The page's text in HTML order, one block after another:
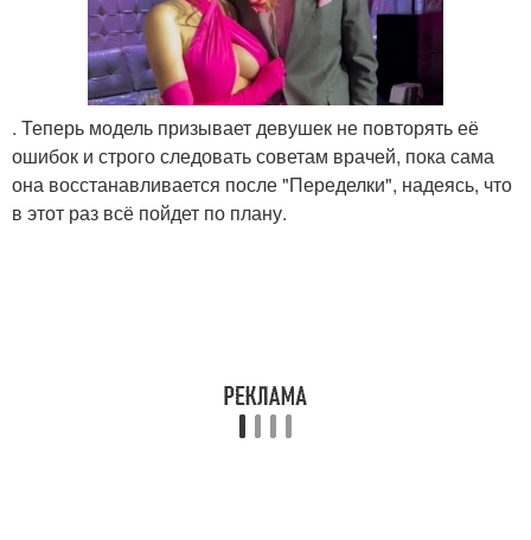
. Теперь модель призывает девушек не повторять её
ошибок и строго следовать советам врачей, пока сама
она восстанавливается после "Переделки", надеясь, что
в этот раз всё пойдет по плану.